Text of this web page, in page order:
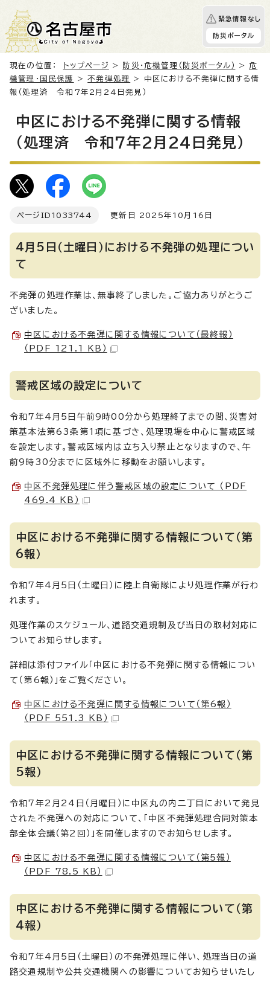
緊急情報なし
防災ポータル
現在の位置： トップページ > 防災・危機管理（防災ポータル） >危
機管理・国民保護
>不発弾処理
> 中区における不発弾に関する情
報（処理済 令和7年2月24日発見）
中区における不発弾に関する情報
（処理済 令和7年2月24日発見）
ページID 1033744 更新日 2025年10月16日
4月5日（土曜日）における不発弾の処理につい
て
不発弾の処理作業は、無事終了しました。ご協力ありがとうご
ざいました。
中区における不発弾に関する情報について（最終報）
（PDF 121.1 KB）
警戒区域の設定について
令和7年4月5日午前9時00分から処理終了までの間、災害対
策基本法第63条第1項に基づき、処理現場を中心に警戒区域
を設定します。警戒区域内は立ち入り禁止となりますので、午
前9時30分までに区域外に移動をお願いします。
中区不発弾処理に伴う警戒区域の設定について （PDF
469.4 KB）
中区における不発弾に関する情報について（第
6報）
令和7年4月5日（土曜日）に陸上自衛隊により処理作業が行わ
れます。
処理作業のスケジュール、道路交通規制及び当日の取材対応に
ついてお知らせします。
詳細は添付ファイル「中区における不発弾に関する情報につい
て（第6報）」をご覧ください。
中区における不発弾に関する情報について（第6報）
（PDF 551.3 KB）
中区における不発弾に関する情報について（第
5報）
令和7年2月24日（月曜日）に中区丸の内二丁目において発見
された不発弾への対応について、「中区不発弾処理合同対策本
部全体会議（第2回）」を開催しますのでお知らせします。
中区における不発弾に関する情報について（第5報）
（PDF 78.5 KB）
中区における不発弾に関する情報について（第
4報）
令和7年4月5日（土曜日）の不発弾処理に伴い、処理当日の道
路交通規制や公共交通機関への影響についてお知らせいたし